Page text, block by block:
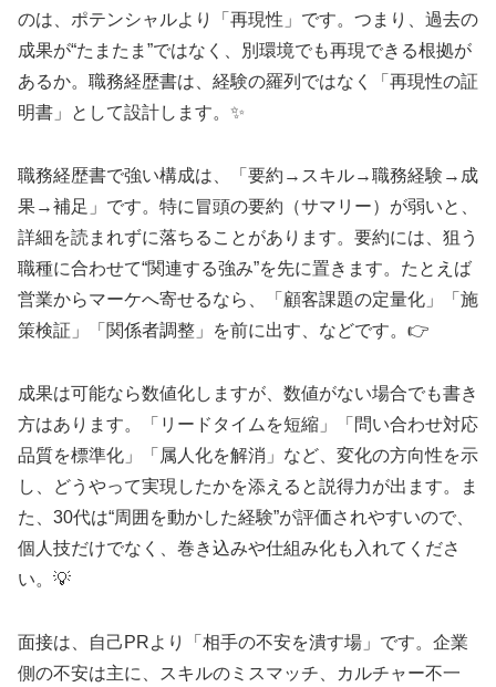
のは、ポテンシャルより「再現性」です。つまり、過去の
成果が“たまたま”ではなく、別環境でも再現できる根拠が
あるか。職務経歴書は、経験の羅列ではなく「再現性の証
明書」として設計します。✨
職務経歴書で強い構成は、「要約→スキル→職務経験→成
果→補足」です。特に冒頭の要約（サマリー）が弱いと、
詳細を読まれずに落ちることがあります。要約には、狙う
職種に合わせて“関連する強み”を先に置きます。たとえば
営業からマーケへ寄せるなら、「顧客課題の定量化」「施
策検証」「関係者調整」を前に出す、などです。👉
成果は可能なら数値化しますが、数値がない場合でも書き
方はあります。「リードタイムを短縮」「問い合わせ対応
品質を標準化」「属人化を解消」など、変化の方向性を示
し、どうやって実現したかを添えると説得力が出ます。ま
た、30代は“周囲を動かした経験”が評価されやすいので、
個人技だけでなく、巻き込みや仕組み化も入れてくださ
い。💡
面接は、自己PRより「相手の不安を潰す場」です。企業
側の不安は主に、スキルのミスマッチ、カルチャー不一